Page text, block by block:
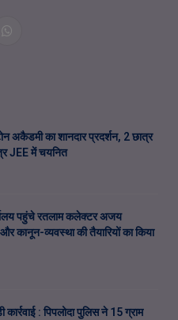
WhatsApp
अकैडमी का शानदार प्रदर्शन, 2 छात्र
JEE में चयनित
पहुंचे रतलाम कलेक्टर अजय
कानून-व्यवस्था की तैयारियों का किया
कार्रवाई : पिपलोदा पुलिस ने 15 ग्राम